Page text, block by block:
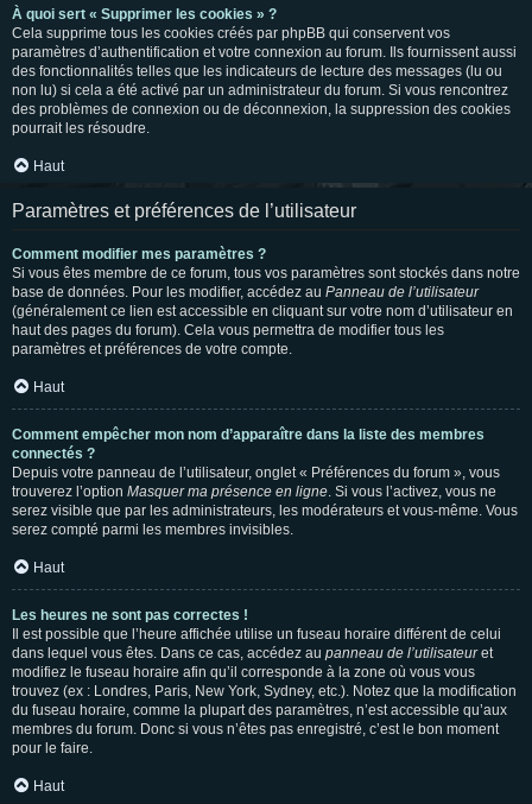
À quoi sert « Supprimer les cookies » ?
Cela supprime tous les cookies créés par phpBB qui conservent vos
paramètres d’authentification et votre connexion au forum. Ils fournissent aussi
des fonctionnalités telles que les indicateurs de lecture des messages (lu ou
non lu) si cela a été activé par un administrateur du forum. Si vous rencontrez
des problèmes de connexion ou de déconnexion, la suppression des cookies
pourrait les résoudre.
Haut
Paramètres et préférences de l’utilisateur
Comment modifier mes paramètres ?
Si vous êtes membre de ce forum, tous vos paramètres sont stockés dans notre
base de données. Pour les modifier, accédez au Panneau de l’utilisateur
(généralement ce lien est accessible en cliquant sur votre nom d’utilisateur en
haut des pages du forum). Cela vous permettra de modifier tous les
paramètres et préférences de votre compte.
Haut
Comment empêcher mon nom d’apparaître dans la liste des membres
connectés ?
Depuis votre panneau de l’utilisateur, onglet « Préférences du forum », vous
trouverez l’option Masquer ma présence en ligne. Si vous l’activez, vous ne
serez visible que par les administrateurs, les modérateurs et vous-même. Vous
serez compté parmi les membres invisibles.
Haut
Les heures ne sont pas correctes !
Il est possible que l’heure affichée utilise un fuseau horaire différent de celui
dans lequel vous êtes. Dans ce cas, accédez au panneau de l’utilisateuret
modifiez le fuseau horaire afin qu’il corresponde à la zone où vous vous
trouvez (ex : Londres, Paris, New York, Sydney, etc.). Notez que la modification
du fuseau horaire, comme la plupart des paramètres, n’est accessible qu’aux
membres du forum. Donc si vous n’êtes pas enregistré, c’est le bon moment
pour le faire.
Haut